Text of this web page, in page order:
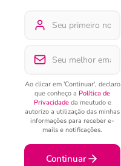
Ao clicar em 'Continuar', declaro
que conheço a Política de
Privacidadeda meutudo e
autorizo a utilização das minhas
informações para receber e-
mails e notificações.
Continuar